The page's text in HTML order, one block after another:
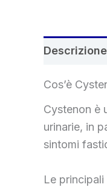
Descrizione
Cos’è
Cystenon è
urinarie, in
sintomi
Le